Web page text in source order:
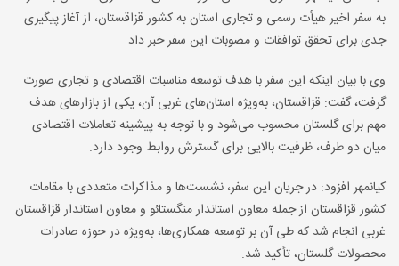
به سفر اخیر هیأت رسمی و تجاری استان به کشور قزاقستان، از آغاز پیگیری
جدی برای تحقق توافقات و مصوبات این سفر خبر داد.
وی با بیان اینکه این سفر با هدف توسعه مناسبات اقتصادی و تجاری صورت
گرفت، گفت: قزاقستان، به‌ویژه استان‌های غربی آن، یکی از بازارهای هدف
مهم برای گلستان محسوب می‌شود و با توجه به پیشینه تعاملات اقتصادی
میان دو طرف، ظرفیت بالایی برای گسترش روابط وجود دارد.
کیانمهر افزود: در جریان این سفر، نشست‌ها و مذاکرات متعددی با مقامات
کشور قزاقستان از جمله معاون استاندار منگستائو و معاون استاندار قزاقستان
غربی انجام شد که طی آن بر توسعه همکاری‌ها، به‌ویژه در حوزه صادرات
محصولات گلستان، تأکید شد.